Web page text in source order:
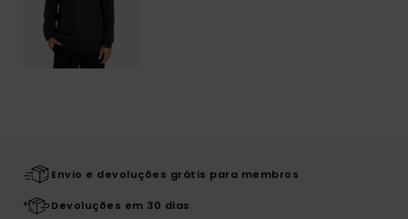
Envio e devoluções grátis para membros
Devoluções em 30 dias